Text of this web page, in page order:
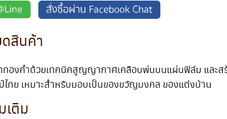
ดสินค้า
ทองคำด้วยเทคนิคสูญญากาศเคลือบพ่นบนแผ่นฟิล์ม และส
ทย เหมาะสำหรับมอบเป็นของขวัญมงคล ของแต่งบ้าน
เติม